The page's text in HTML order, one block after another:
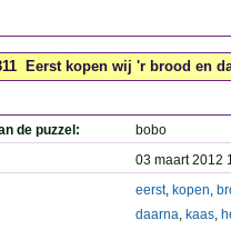
Eerst kopen wij 'r brood en
de puzzel:
bobo
03 maart 2012
eerst, kopen,
daarna, kaas,